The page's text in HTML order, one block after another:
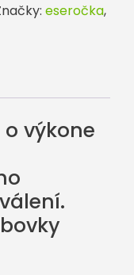
eseročka,
výkone